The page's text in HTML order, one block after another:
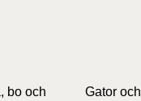
bo och
Gator och